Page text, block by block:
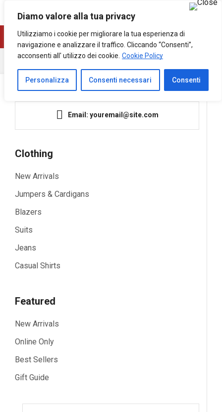
Diamo valore alla tua privacy
Utilizziamo i cookie per migliorare la tua esperienza di
navigazione e analizzare il traffico. Cliccando “Consenti”,
acconsenti all' utilizzo dei cookie. Cookie Policy
Personalizza Consenti necessari Consenti
0
Home Block Mega Menu 01 – Niche-Market02
Email: youremail@site.com
Clothing
New Arrivals
Jumpers & Cardigans
Blazers
Suits
Jeans
Casual Shirts
Featured
New Arrivals
Online Only
Best Sellers
Gift Guide